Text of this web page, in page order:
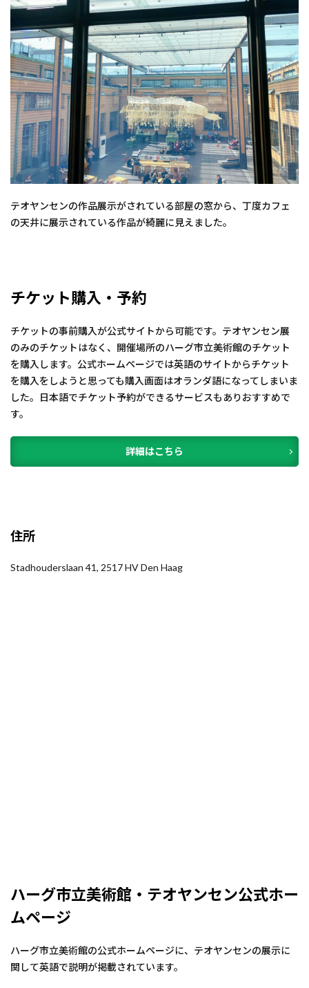
テオヤンセンの作品展示がされている部屋の窓から、丁度カフェ
の天井に展示されている作品が綺麗に見えました。
チケット購入・予約
チケットの事前購入が公式サイトから可能です。テオヤンセン展
のみのチケットはなく、開催場所のハーグ市立美術館のチケット
を購入します。公式ホームページでは英語のサイトからチケット
を購入をしようと思っても購入画面はオランダ語になってしまいま
した。日本語でチケット予約ができるサービスもありおすすめで
す。
詳細はこちら
住所
Stadhouderslaan 41, 2517 HV Den Haag
ハーグ市立美術館・テオヤンセン公式ホー
ムページ
ハーグ市立美術館の公式ホームページに、テオヤンセンの展示に
関して英語で説明が掲載されています。